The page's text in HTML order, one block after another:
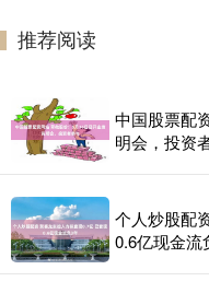
推荐阅读
中国股票配
明会，投资
个人炒股配
0.6亿现金流